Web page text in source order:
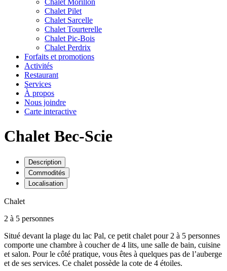
Chalet Morillon
Chalet Pilet
Chalet Sarcelle
Chalet Tourterelle
Chalet Pic-Bois
Chalet Perdrix
Forfaits et promotions
Activités
Restaurant
Services
À propos
Nous joindre
Carte interactive
Chalet Bec-Scie
Description
Commodités
Localisation
Chalet
2 à 5 personnes
Situé devant la plage du lac Pal, ce petit chalet pour 2 à 5 personnes
comporte une chambre à coucher de 4 lits, une salle de bain, cuisine
et salon. Pour le côté pratique, vous êtes à quelques pas de l’auberge
et de ses services. Ce chalet possède la cote de 4 étoiles.